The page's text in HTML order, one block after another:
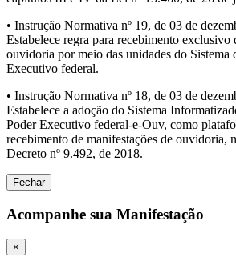
• Instrução Normativa nº 19, de 03 de
Estabelece regra para recebimento exclusivo
ouvidoria por meio das unidades do
Executivo federal.
• Instrução Normativa nº 18, de 03 de
Estabelece a adoção do Sistema
Poder Executivo federal-e-Ouv, como
recebimento de manifestações de ouvidoria,
Decreto nº 9.492, de 2018.
Fechar
Acompanhe sua Manifestação
×